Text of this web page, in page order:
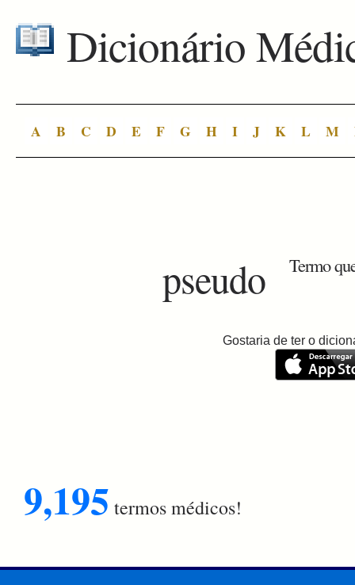
Dicionário
A B C D E F G H I J K L M
pseudo Termo
Gostaria de ter o
9,195 termos médicos!